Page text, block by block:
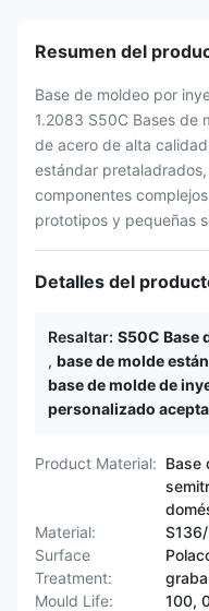
Resumen del
Base de moldeo por
1.2083 S50C Bases de
de acero de alta
estándar
componentes
prototipos y pequeñas
Detalles del
Resaltar: S50C Base
, base de molde
base de molde de
personalizado
Product Material: Base
Material:
Surface
Treatment:
Mould Life:
100,